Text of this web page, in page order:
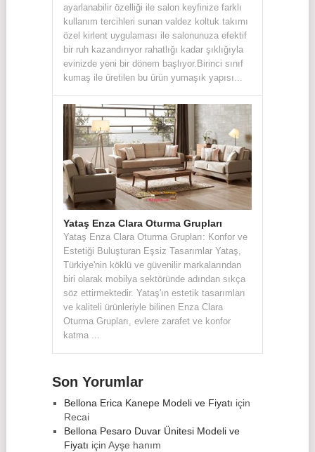
ayarlanabilir özelliği ile salon keyfinize farklı
kullanım tercihleri sunan valdez koltuk takımı
özel kirlent uygulaması ile salonunuza efektif
bir ruh kazandırıyor rahatlığı kadar şıklığıyla
evinizde yeni bir dönem başlıyor.Birinci sınıf
kumaş ile üretilen bu ürün yumaşık yapısı...
Yataş Enza Clara Oturma Grupları
Yataş Enza Clara Oturma Grupları: Konfor ve
Estetiği Buluşturan Eşsiz Tasarımlar Yataş,
Türkiye'nin köklü ve güvenilir markalarından
biri olarak mobilya sektöründe adından sıkça
söz ettirmektedir. Yataş'ın estetik tasarımları
ve kaliteli ürünleriyle bilinen Enza Clara
Oturma Grupları, evlere zarafet ve konfor
katma ...
Son Yorumlar
Bellona Erica Kanepe Modeli ve Fiyatı için
Recai
Bellona Pesaro Duvar Ünitesi Modeli ve
Fiyatı için Ayşe hanım